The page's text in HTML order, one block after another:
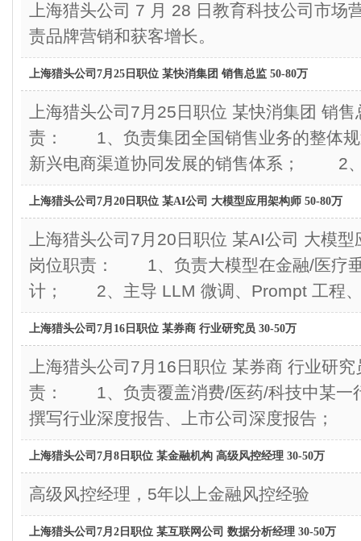
上海猎头公司 7 月 28 日教育科技公司市场
责品牌营销和获客增长。
上海猎头公司7月25日职位 某快消集团 销售总监 50-80万
上海猎头公司7月25日职位 某快消集团
责： 1、负责集团全国销售业务的整体规
新兴电商渠道协同发展的销售体系； 2
上海猎头公司7月20日职位 某AI公司 大模型应用架构师 50-80万
上海猎头公司7月20日职位 某AI公司 大
岗位职责： 1、负责大模型在金融/医疗
计； 2、主导 LLM 微调、Prompt 工程
上海猎头公司7月16日职位 某券商 行业研究员 30-50万
上海猎头公司7月16日职位 某券商 行业
责： 1、负责覆盖消费/医药/科技中某
撰写行业深度报告、上市公司深度报告；
上海猎头公司7月8日职位 某金融机构 高级风控经理 30-50万
高级风控经理，5年以上金融风控经验
上海猎头公司7月2日职位 某互联网公司 数据分析经理 30-50万